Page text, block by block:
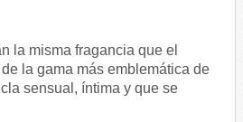
la misma fragancia que el
la gama más emblemática de
sensual, íntima y que se